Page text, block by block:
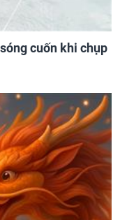
cuốn khi chụp